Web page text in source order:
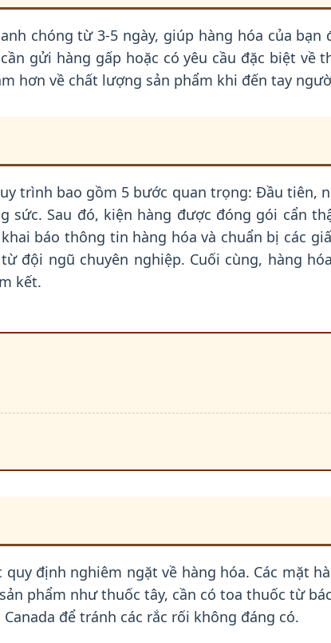
chóng từ 3-5 ngày, giúp hàng hóa của
gửi hàng gấp hoặc có yêu cầu đặc biệt về
hơn về chất lượng sản phẩm khi đến tay
trình bao gồm 5 bước quan trọng: Đầu tiên,
sức. Sau đó, kiện hàng được đóng gói cẩn
báo thông tin hàng hóa và chuẩn bị các
đội ngũ chuyên nghiệp. Cuối cùng, hàng
kết.
định nghiêm ngặt về hàng hóa. Các mặt
phẩm như thuốc tây, cần có toa thuốc từ
để tránh các rắc rối không đáng có.